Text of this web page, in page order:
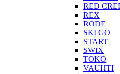
RED
REX
RODE
SKI GO
START
SWIX
TOKO
VAUHTI